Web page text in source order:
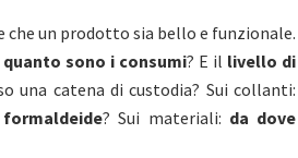
che un prodotto sia bello e funzionale.
quanto sono i consumi? E il livello di
una catena di custodia? Sui collanti:
formaldeide? Sui materiali: da dove